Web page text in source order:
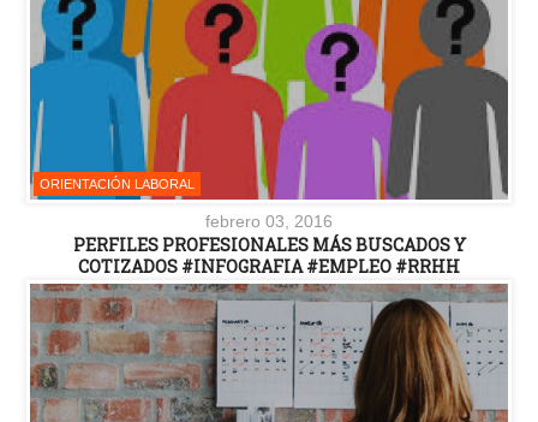
ORIENTACIÓN LABORAL
febrero 03, 2016
PERFILES PROFESIONALES MÁS BUSCADOS Y
COTIZADOS #INFOGRAFIA #EMPLEO #RRHH